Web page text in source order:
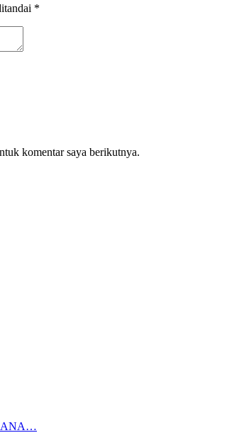
*
komentar saya berikutnya.